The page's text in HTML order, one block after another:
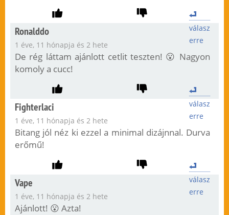
válasz
erre
Ronalddo
1 éve, 11 hónapja és 2 hete
De rég láttam ajánlott cetlit teszten! 😮 Nagyon
komoly a cucc!
válasz
erre
Fighterlaci
1 éve, 11 hónapja és 2 hete
Bitang jól néz ki ezzel a minimal dizájnnal. Durva
erőmű!
válasz
erre
Vape
1 éve, 11 hónapja és 2 hete
Ajánlott! 😮 Azta!